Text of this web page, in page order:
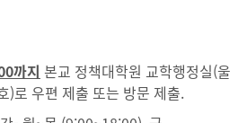
까지 본교 정책대학원 교학행정실(울
)로 우편 제출 또는 방문 제출.